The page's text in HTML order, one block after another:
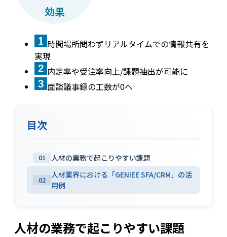
時間場所問わずリアルタイムでの情報共有を
実現
内定率や受注率向上/課題抽出が可能に
面談議事録の工数が0へ
目次
01 人材の業務で起こりやすい課題
02
人材業界における「GENIEE SFA/CRM」の活
用例
人材の業務で起こりやすい課題